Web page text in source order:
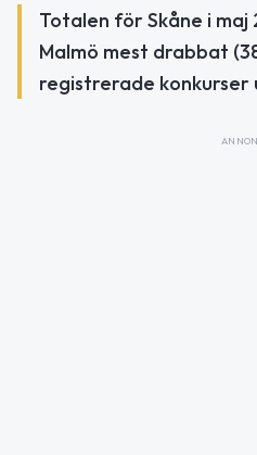
Totalen för Skåne i maj
Malmö mest drabbat
registrerade konkurser